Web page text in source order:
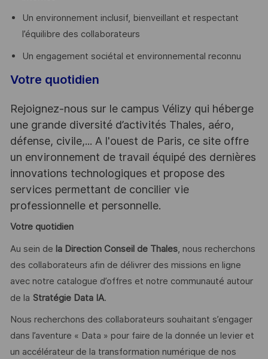
Un environnement inclusif, bienveillant et respectant
l’équilibre des collaborateurs
Un engagement sociétal et environnemental reconnu
Votre quotidien
Rejoignez-nous sur le campus Vélizy qui héberge
une grande diversité d’activités Thales, aéro,
défense, civile,... A l'ouest de Paris, ce site offre
un environnement de travail équipé des dernières
innovations technologiques et propose des
services permettant de concilier vie
professionnelle et personnelle.
Votre quotidien
Au sein de la Direction Conseil de Thales, nous recherchons
des collaborateurs afin de délivrer des missions en ligne
avec notre catalogue d’offres et notre communauté autour
de la Stratégie Data IA.
Nous recherchons des collaborateurs souhaitant s’engager
dans l’aventure « Data » pour faire de la donnée un levier et
un accélérateur de la transformation numérique de nos